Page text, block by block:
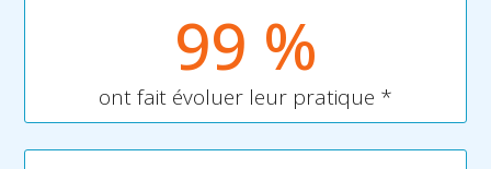
99 %
ont fait évoluer leur pratique *